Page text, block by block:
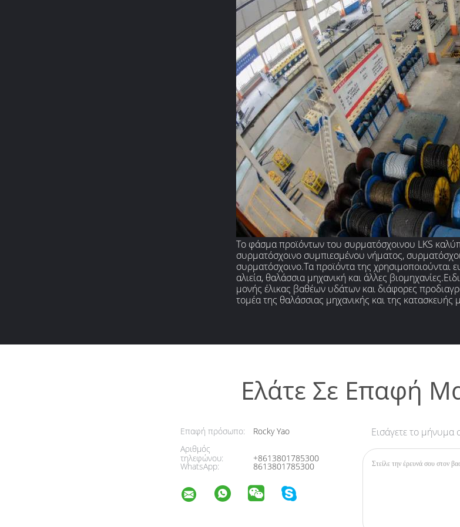
Το φάσμα προϊόντων του συρματόσχοινου LKS
συρματόσχοινο συμπιεσμένου νήματος,
συρματόσχοινο.Τα προϊόντα της χρησιμοποιούνται
αλιεία, θαλάσσια μηχανική και άλλες
μονής έλικας βαθέων υδάτων και διάφορες
τομέα της θαλάσσιας μηχανικής και της κατασκευής
Ελάτε Σε Επαφή
Επαφή πρόσωπο:
Rocky Yao
Αριθμός
τηλεφώνου:
+8613801785300
WhatsApp: 8613801785300
Εισάγετε το μήνυμα